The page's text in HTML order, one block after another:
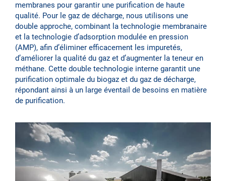
membranes pour garantir une purification de haute
qualité. Pour le gaz de décharge, nous utilisons une
double approche, combinant la technologie membranaire
et la technologie d’adsorption modulée en pression
(AMP), afin d’éliminer efficacement les impuretés,
d’améliorer la qualité du gaz et d’augmenter la teneur en
méthane. Cette double technologie interne garantit une
purification optimale du biogaz et du gaz de décharge,
répondant ainsi à un large éventail de besoins en matière
de purification.